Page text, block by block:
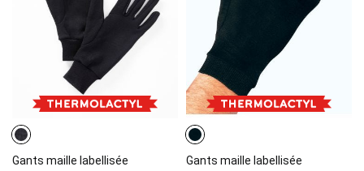
Gants maille labellisée
Gants maille labellisée